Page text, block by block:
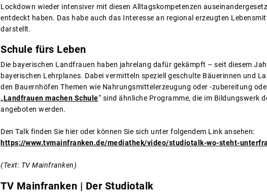
Lockdown wieder intensiver mit diesen Alltagskompetenzen
entdeckt haben. Das habe auch das Interesse an regional erzeugten
darstellt.
Schule fürs Leben
Die bayerischen Landfrauen haben jahrelang dafür gekämpft – seit diesem
bayerischen Lehrplanes. Dabei vermitteln speziell geschulte Bäuerinnen und
den Bauernhöfen Themen wie Nahrungsmittelerzeugung oder -zubereitung
„Landfrauen machen Schule“ sind ähnliche Programme, die im Bildungswerk
angeboten werden.
Den Talk finden Sie hier oder können Sie sich unter folgendem Link ansehen:
https://www.tvmainfranken.de/mediathek/video/studiotalk-wo-steht-
(Text: TV Mainfranken)
TV Mainfranken | Der Studiotalk